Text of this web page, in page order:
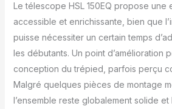
Le télescope HSL 150EQ propose une
accessible et enrichissante, bien que
puisse nécessiter un certain temps
les débutants. Un point d’amélioration
conception du trépied, parfois perçu
Malgré quelques pièces de montage
l’ensemble reste globalement solide